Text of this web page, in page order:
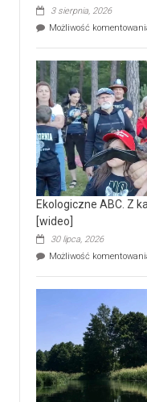
3 sierpnia, 2026
Możliwość
Ekologiczne ABC. Z
[wideo]
30 lipca, 2026
Możliwość